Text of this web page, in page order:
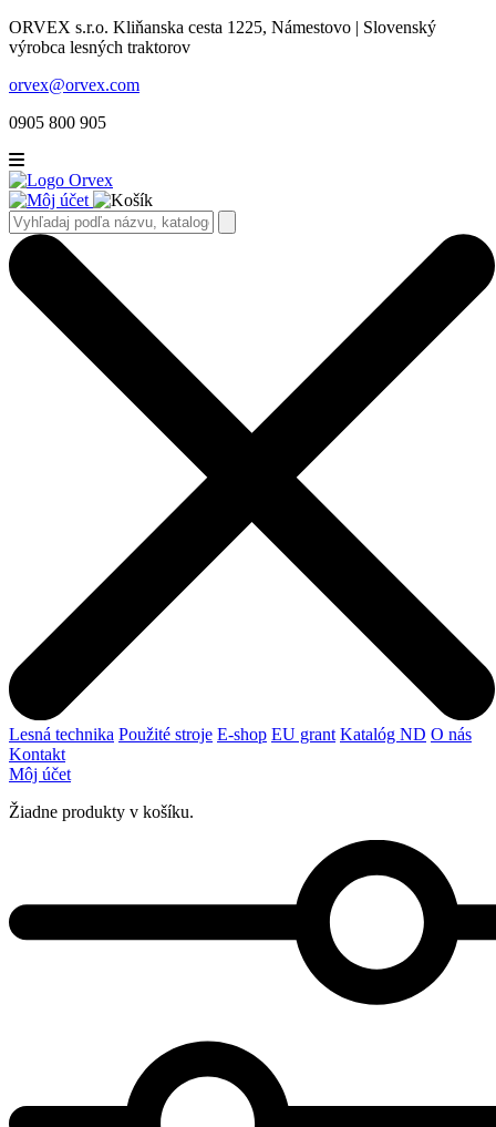
ORVEX s.r.o. Kliňanska cesta 1225, Námestovo | Slovenský
výrobca lesných traktorov
orvex@orvex.com
0905 800 905
Lesná technika Použité stroje E-shop EU grant Katalóg ND O nás
Kontakt
Môj účet
Žiadne produkty v košíku.